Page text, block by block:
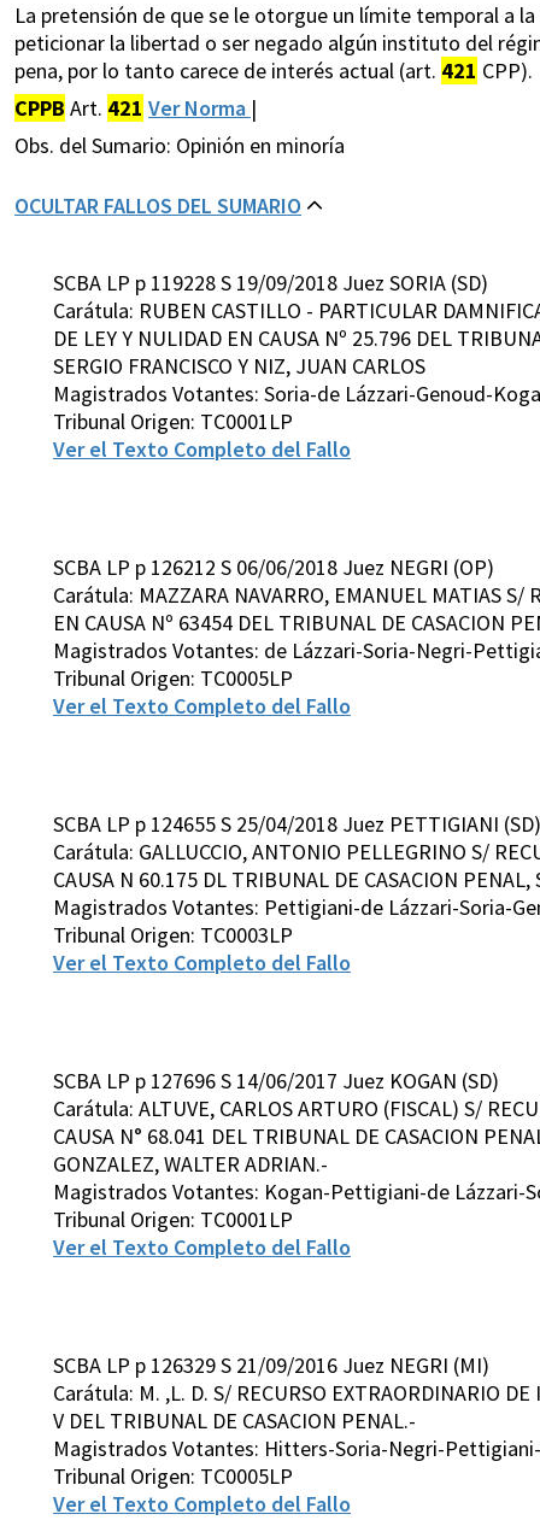
La pretensión de que se le otorgue un límite temporal a
peticionar la libertad o ser negado algún instituto del
pena, por lo tanto carece de interés actual (art. 421 CPP).
CPPB Art. 421 Ver Norma |
Obs. del Sumario: Opinión en minoría
OCULTAR FALLOS DEL SUMARIO
SCBA LP p 119228 S 19/09/2018 Juez SORIA (SD)
Carátula: RUBEN CASTILLO - PARTICULAR
DE LEY Y NULIDAD EN CAUSA Nº 25.796 DEL
SERGIO FRANCISCO Y NIZ, JUAN CARLOS
Magistrados Votantes: Soria-de Lázzari-Genoud-
Tribunal Origen: TC0001LP
Ver el Texto Completo del Fallo
SCBA LP p 126212 S 06/06/2018 Juez NEGRI (OP)
Carátula: MAZZARA NAVARRO, EMANUEL MATIAS S/
EN CAUSA Nº 63454 DEL TRIBUNAL DE CASACION
Magistrados Votantes: de Lázzari-Soria-Negri-
Tribunal Origen: TC0005LP
Ver el Texto Completo del Fallo
SCBA LP p 124655 S 25/04/2018 Juez PETTIGIANI (SD)
Carátula: GALLUCCIO, ANTONIO PELLEGRINO S/
CAUSA N 60.175 DL TRIBUNAL DE CASACION PENAL,
Magistrados Votantes: Pettigiani-de Lázzari-Soria-
Tribunal Origen: TC0003LP
Ver el Texto Completo del Fallo
SCBA LP p 127696 S 14/06/2017 Juez KOGAN (SD)
Carátula: ALTUVE, CARLOS ARTURO (FISCAL) S/
CAUSA N° 68.041 DEL TRIBUNAL DE CASACION
GONZALEZ, WALTER ADRIAN.-
Magistrados Votantes: Kogan-Pettigiani-de Lázzari-
Tribunal Origen: TC0001LP
Ver el Texto Completo del Fallo
SCBA LP p 126329 S 21/09/2016 Juez NEGRI (MI)
Carátula: M. ,L. D. S/ RECURSO EXTRAORDINARIO
V DEL TRIBUNAL DE CASACION PENAL.-
Magistrados Votantes: Hitters-Soria-Negri-
Tribunal Origen: TC0005LP
Ver el Texto Completo del Fallo